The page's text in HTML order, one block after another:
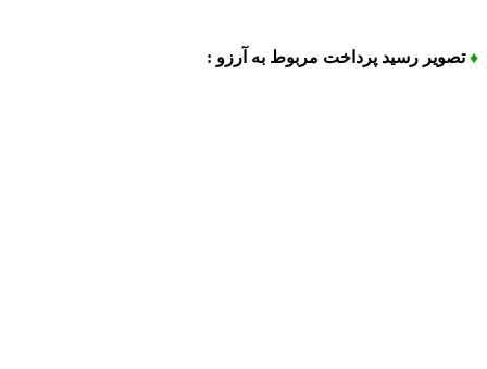
♦تصویر رسید پرداخت مربوط به آرزو :